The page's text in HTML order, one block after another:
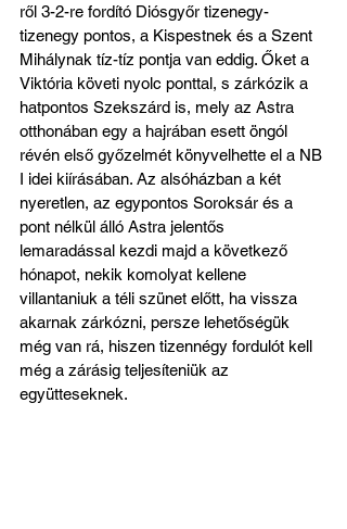
ről 3-2-re fordító Diósgyőr tizenegy-
tizenegy pontos, a Kispestnek és a Szent
Mihálynak tíz-tíz pontja van eddig. Őket a
Viktória követi nyolc ponttal, s zárkózik a
hatpontos Szekszárd is, mely az Astra
otthonában egy a hajrában esett öngól
révén első győzelmét könyvelhette el a NB
I idei kiírásában. Az alsóházban a két
nyeretlen, az egypontos Soroksár és a
pont nélkül álló Astra jelentős
lemaradással kezdi majd a következő
hónapot, nekik komolyat kellene
villantaniuk a téli szünet előtt, ha vissza
akarnak zárkózni, persze lehetőségük
még van rá, hiszen tizennégy fordulót kell
még a zárásig teljesíteniük az
együtteseknek.